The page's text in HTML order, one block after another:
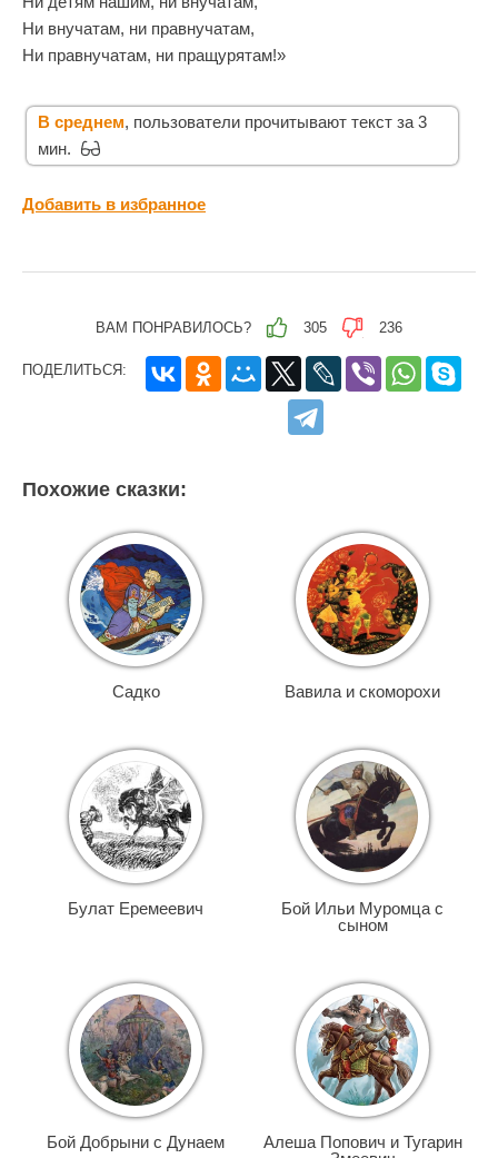
Ни внучатам, ни правнучатам,
Ни правнучатам, ни пращурятам!»
В среднем, пользователи прочитывают текст за 3
мин.
Добавить в избранное
ВАМ ПОНРАВИЛОСЬ? 305 236
ПОДЕЛИТЬСЯ:
Похожие сказки:
Садко Вавила и скоморохи
Булат Еремеевич
Бой Ильи Муромца с
сыном
Бой Добрыни с Дунаем
Алеша Попович и Тугарин